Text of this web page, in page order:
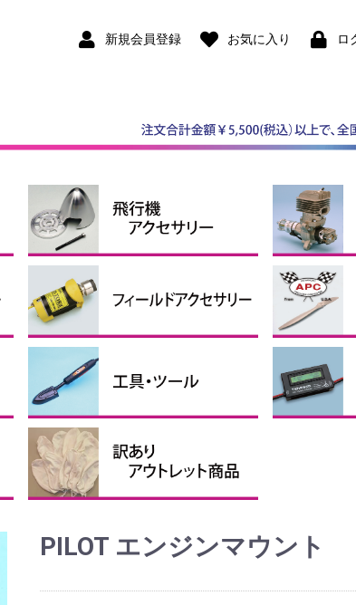
新規会員登録 お気に入り ロ
スピンナー スケールス
ABスピンナー
その他スピ
電動用アル
エンジン関連用品
引込脚
固定脚＆尾輪
ホイルパンツ
ホイルストッパー
タイヤ
燃料タンク
エンジンマウント
給油関係小物
その他 ガソリン
マフラー
ガソリン
ル
サーボギア・サーボホーン
サーボアクセサリー
コネクター（サーボ関連）
延長コード
プラグヒート用品
スターター
燃料ポンプ APCプロ
その他プ
PILOT エンジンマウント